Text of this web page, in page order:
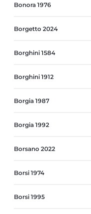
Bonora 1976
Borgetto 2024
Borghini 1584
Borghini 1912
Borgia 1987
Borgia 1992
Borsano 2022
Borsi 1974
Borsi 1995